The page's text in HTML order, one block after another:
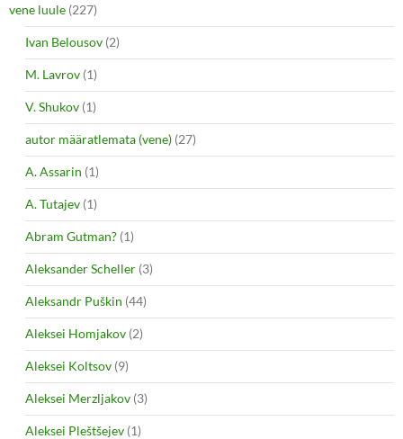
vene luule (227)
Ivan Belousov (2)
M. Lavrov (1)
V. Shukov (1)
autor määratlemata (vene) (27)
A. Assarin (1)
A. Tutajev (1)
Abram Gutman? (1)
Aleksander Scheller (3)
Aleksandr Puškin (44)
Aleksei Homjakov (2)
Aleksei Koltsov (9)
Aleksei Merzljakov (3)
Aleksei Pleštšejev (1)